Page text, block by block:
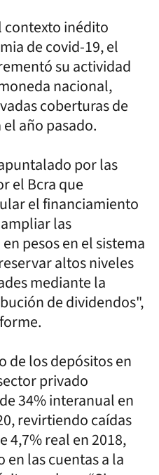
contexto inédito
de covid-19, el
su actividad
nacional,
coberturas de
año pasado.
por las
el Bcra que
el financiamiento
las
pesos en el sistema
altos niveles
mediante la
de dividendos",
de los depósitos en
privado
34% interanual en
revirtiendo caídas
4,7% real en 2018,
las cuentas a la